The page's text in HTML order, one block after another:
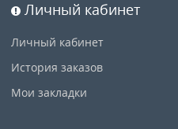
Личный кабинет
Личный кабинет
История заказов
Мои закладки